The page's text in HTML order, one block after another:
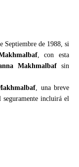
Septiembre de 1988, si
, con esta
Makhmalbaf sin
, una breve
seguramente incluirá el